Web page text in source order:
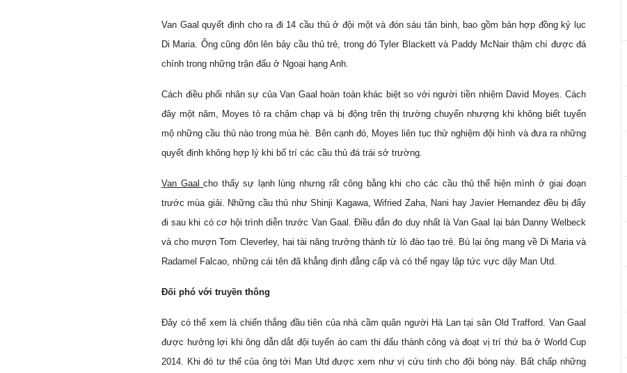
Van Gaal quyết định cho ra đi 14 cầu thủ ở đội một và đón sáu tân binh, bao gồm bản hợp đồng kỷ lục
Di Maria. Ông cũng đôn lên bảy cầu thủ trẻ, trong đó Tyler Blackett và Paddy McNair thậm chí được đá
chính trong những trận đấu ở Ngoại hạng Anh.
Cách điều phối nhân sự của Van Gaal hoàn toàn khác biệt so với người tiền nhiệm David Moyes. Cách
đây một năm, Moyes tỏ ra chậm chạp và bị động trên thị trường chuyển nhượng khi không biết tuyển
mộ những cầu thủ nào trong mùa hè. Bên cạnh đó, Moyes liên tục thử nghiệm đội hình và đưa ra những
quyết định không hợp lý khi bố trí các cầu thủ đá trái sở trường.
Van Gaalcho thấy sự lạnh lùng nhưng rất công bằng khi cho các cầu thủ thể hiện mình ở giai đoạn
trước mùa giải. Những cầu thủ như Shinji Kagawa, Wifried Zaha, Nani hay Javier Hernandez đều bị đẩy
đi sau khi có cơ hội trình diễn trước Van Gaal. Điều đắn đo duy nhất là Van Gaal lại bán Danny Welbeck
và cho mượn Tom Cleverley, hai tài năng trưởng thành từ lò đào tạo trẻ. Bù lại ông mang về Di Maria và
Radamel Falcao, những cái tên đã khẳng định đẳng cấp và có thể ngay lập tức vực dậy Man Utd.
Đối phó với truyền thông
Đây có thể xem là chiến thắng đầu tiên của nhà cầm quân người Hà Lan tại sân Old Trafford. Van Gaal
được hưởng lợi khi ông dẫn dắt đội tuyển áo cam thi đấu thành công và đoạt vị trí thứ ba ở World Cup
2014. Khi đó tư thế của ông tới Man Utd được xem như vị cứu tinh cho đội bóng này. Bất chấp những